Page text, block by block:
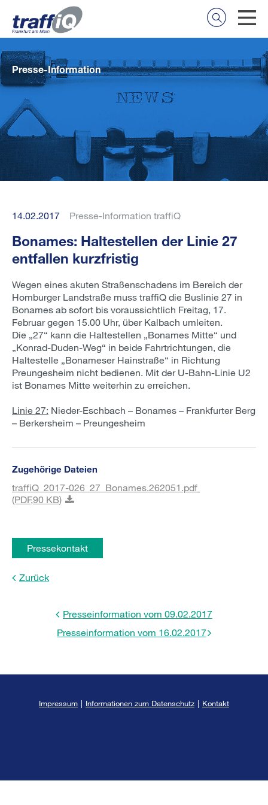
Presse-Information
14.02.2017 Presse-Information traffiQ
Bonames: Haltestellen der Linie 27
entfallen kurzfristig
Wegen eines akuten Straßenschadens im Bereich der
Homburger Landstraße muss traffiQ die Buslinie 27 in
Bonames ab sofort bis voraussichtlich Freitag, 17.
Februar gegen 15.00 Uhr, über Kalbach umleiten.
Die „27“ kann die Haltestellen „Bonames Mitte“ und
„Konrad-Duden-Weg“ in beide Fahrtrichtungen, die
Haltestelle „Bonameser Hainstraße“ in Richtung
Preungesheim nicht bedienen. Mit der U-Bahn-Linie U2
ist Bonames Mitte weiterhin zu erreichen.
Linie 27: Nieder-Eschbach – Bonames – Frankfurter Berg
– Berkersheim – Preungesheim
Zugehörige Dateien
traffiQ_2017-026_27_Bonames.262051.pdf
(PDF,90 KB)
Pressekontakt
Zurück
Presseinformation vom 09.02.2017
Presseinformation vom 16.02.2017
Impressum | Informationen zum Datenschutz | Kontakt